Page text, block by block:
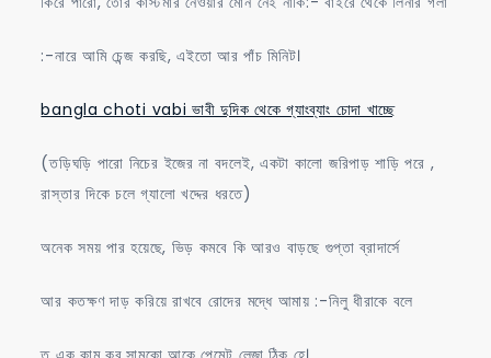
:-নারে আমি চেন্জ করছি, এইতো আর পাঁচ মিনিট।
bangla choti vabi ভাবী দুদিক থেকে গ্যাংব্যাং চোদা খাচ্ছে
(তড়িঘড়ি পারো নিচের ইজের না বদলেই, একটা কালো জরিপাড় শাড়ি পরে ,
রাস্তার দিকে চলে গ্যালো খদ্দের ধরতে)
অনেক সময় পার হয়েছে, ভিড় কমবে কি আরও বাড়ছে গুপ্তা ব্রাদার্সে
আর কতক্ষণ দাড় করিয়ে রাখবে রোদের মদ্ধে আমায় :-নিলু ধীরাকে বলে